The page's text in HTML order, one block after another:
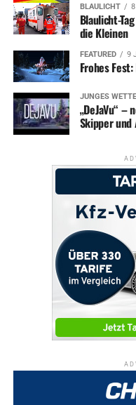
BLAULICHT
Blaulicht-
die Kleinen
FEATURED 9
Frohes
JUNGES
„DeJaVu“
Skipper und